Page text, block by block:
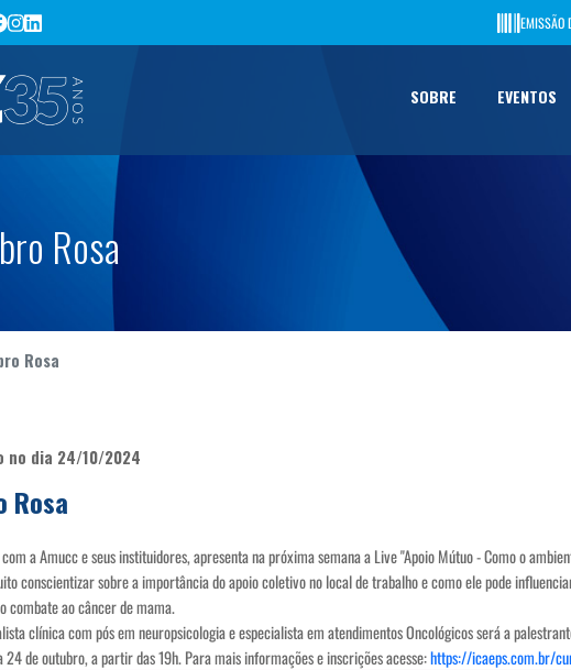
EMISSÃO
SOBRE EVENTOS
Rosa
Rosa
no dia 24/10/2024
Rosa
a Amucc e seus instituidores, apresenta na próxima semana a Live "Apoio Mútuo - Como o
conscientizar sobre a importância do apoio coletivo no local de trabalho e como ele pode
combate ao câncer de mama.
clínica com pós em neuropsicologia e especialista em atendimentos Oncológicos será a
de outubro, a partir das 19h. Para mais informações e inscrições acesse:https://icaeps.com.br/